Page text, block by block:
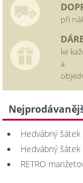
při
ke
a
Hedvábný
Hedvábný
RETRO